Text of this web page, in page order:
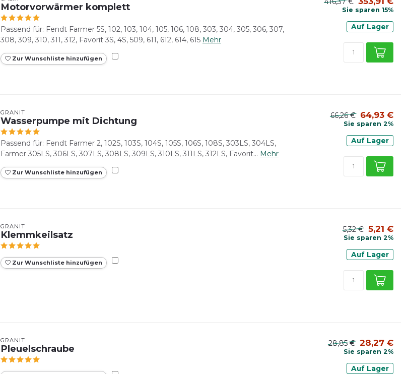
Motorvorwärmer komplett
Passend für: Fendt Farmer 5S, 102, 103, 104, 105, 106, 108, 303, 304, 305, 306, 307,
308, 309, 310, 311, 312, Favorit 3S, 4S, 509, 611, 612, 614, 615 Mehr
Zur Wunschliste hinzufügen
Sie sparen 15%
Auf Lager
GRANIT
Wasserpumpe mit Dichtung
Passend für: Fendt Farmer 2, 102S, 103S, 104S, 105S, 106S, 108S, 303LS, 304LS,
Farmer 305LS, 306LS, 307LS, 308LS, 309LS, 310LS, 311LS, 312LS, Favorit... Mehr
Zur Wunschliste hinzufügen
66,26 € 64,93 €
Sie sparen 2%
Auf Lager
GRANIT
Klemmkeilsatz
Zur Wunschliste hinzufügen
5,32 € 5,21 €
Sie sparen 2%
Auf Lager
GRANIT
Pleuelschraube 28,85 € 28,27 €
Sie sparen 2%
Auf Lager